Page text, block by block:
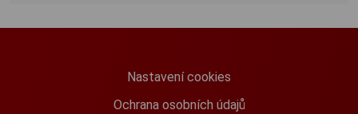
Nastavení cookies
Ochrana osobních údajů